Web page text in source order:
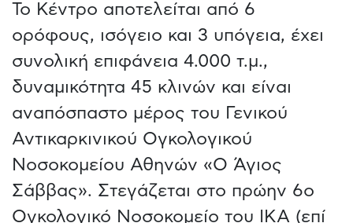
Το Κέντρο αποτελείται από 6
ορόφους, ισόγειο και 3 υπόγεια, έχει
συνολική επιφάνεια 4.000 τ.μ.,
δυναμικότητα 45 κλινών και είναι
αναπόσπαστο μέρος του Γενικού
Αντικαρκινικού Ογκολογικού
Νοσοκομείου Αθηνών «Ο Άγιος
Σάββας». Στεγάζεται στο πρώην 6ο
Ογκολογικό Νοσοκομείο του ΙΚΑ (επί